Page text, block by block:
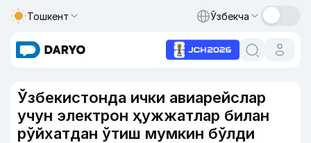
Тошкент Ўзбекча
Ўзбекистонда ички авиарейслар
учун электрон ҳужжатлар билан
рўйхатдан ўтиш мумкин бўлди